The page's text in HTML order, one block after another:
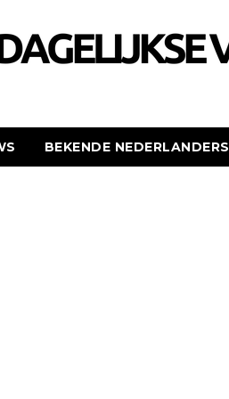
BEKENDE NEDERLANDERS